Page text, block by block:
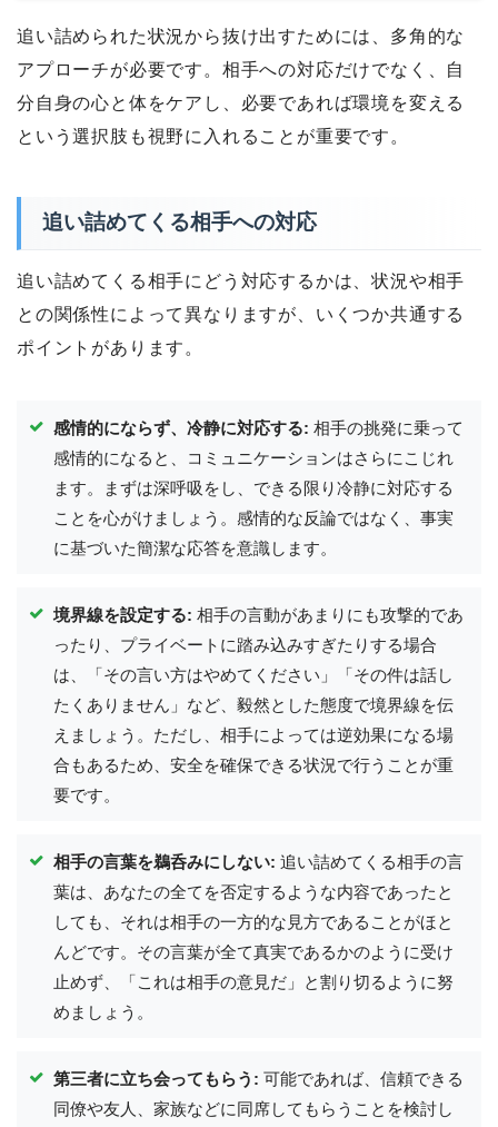
追い詰められた状況から抜け出すためには、多角的な
アプローチが必要です。相手への対応だけでなく、自
分自身の心と体をケアし、必要であれば環境を変える
という選択肢も視野に入れることが重要です。
追い詰めてくる相手への対応
追い詰めてくる相手にどう対応するかは、状況や相手
との関係性によって異なりますが、いくつか共通する
ポイントがあります。
感情的にならず、冷静に対応する: 相手の挑発に乗って
感情的になると、コミュニケーションはさらにこじれ
ます。まずは深呼吸をし、できる限り冷静に対応する
ことを心がけましょう。感情的な反論ではなく、事実
に基づいた簡潔な応答を意識します。
境界線を設定する: 相手の言動があまりにも攻撃的であ
ったり、プライベートに踏み込みすぎたりする場合
は、「その言い方はやめてください」「その件は話し
たくありません」など、毅然とした態度で境界線を伝
えましょう。ただし、相手によっては逆効果になる場
合もあるため、安全を確保できる状況で行うことが重
要です。
相手の言葉を鵜呑みにしない: 追い詰めてくる相手の言
葉は、あなたの全てを否定するような内容であったと
しても、それは相手の一方的な見方であることがほと
んどです。その言葉が全て真実であるかのように受け
止めず、「これは相手の意見だ」と割り切るように努
めましょう。
第三者に立ち会ってもらう: 可能であれば、信頼できる
同僚や友人、家族などに同席してもらうことを検討し